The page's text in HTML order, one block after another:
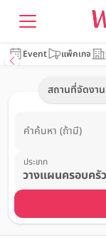
Event แพ็คเกจ
สถานที่จัดงา
คำค้นหา (ถ้ามี)
ประเภท